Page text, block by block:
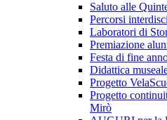
Saluto alle
Percorsi
Laboratori di
Premiazione
Festa di fine
Didattica
Progetto
Progetto
Mirò